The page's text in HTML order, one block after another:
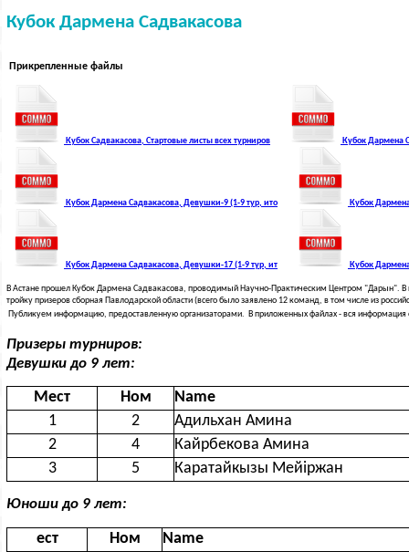
Кубок Дармена Садвакасова
Прикрепленные файлы
Кубок Садвакасова, Стартовые листы всех турниров Кубок Дармена
Кубок Дармена Садвакасова, Девушки-9 (1-9 тур, ито Кубок
Кубок Дармена Садвакасова, Девушки-17 (1-9 тур, ит Кубок
В Астане прошел Кубок Дармена Садвакасова, проводимый Научно-Практическим Центром "Дарын".
тройку призеров сборная Павлодарской области (всего было заявлено 12 команд, в том числе из
Публикуем информацию, предоставленную организаторами. В приложенных файлах - вся информация
Призеры турниров:
Девушки до 9 лет:
Мест Ном
Name
1
2
Адильхан Амина
2
4
Кайрбекова Амина
3
5 Каратайкызы Мейіржан
Юноши до 9 лет:
ест Ном
Name